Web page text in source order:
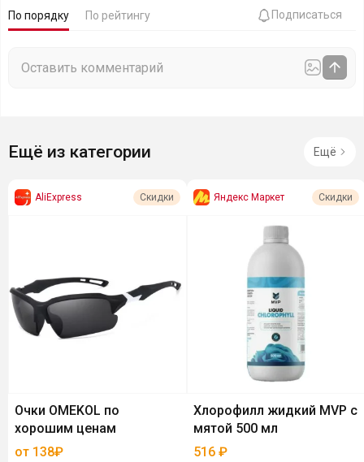
По порядку По рейтингу Подписаться
Ещё из категории Ещё
AliExpress Скидки
Очки OMEKOL по
хорошим ценам
от 138₽
Яндекс Маркет Скидки
Хлорофилл жидкий MVP с
мятой 500 мл
516 ₽